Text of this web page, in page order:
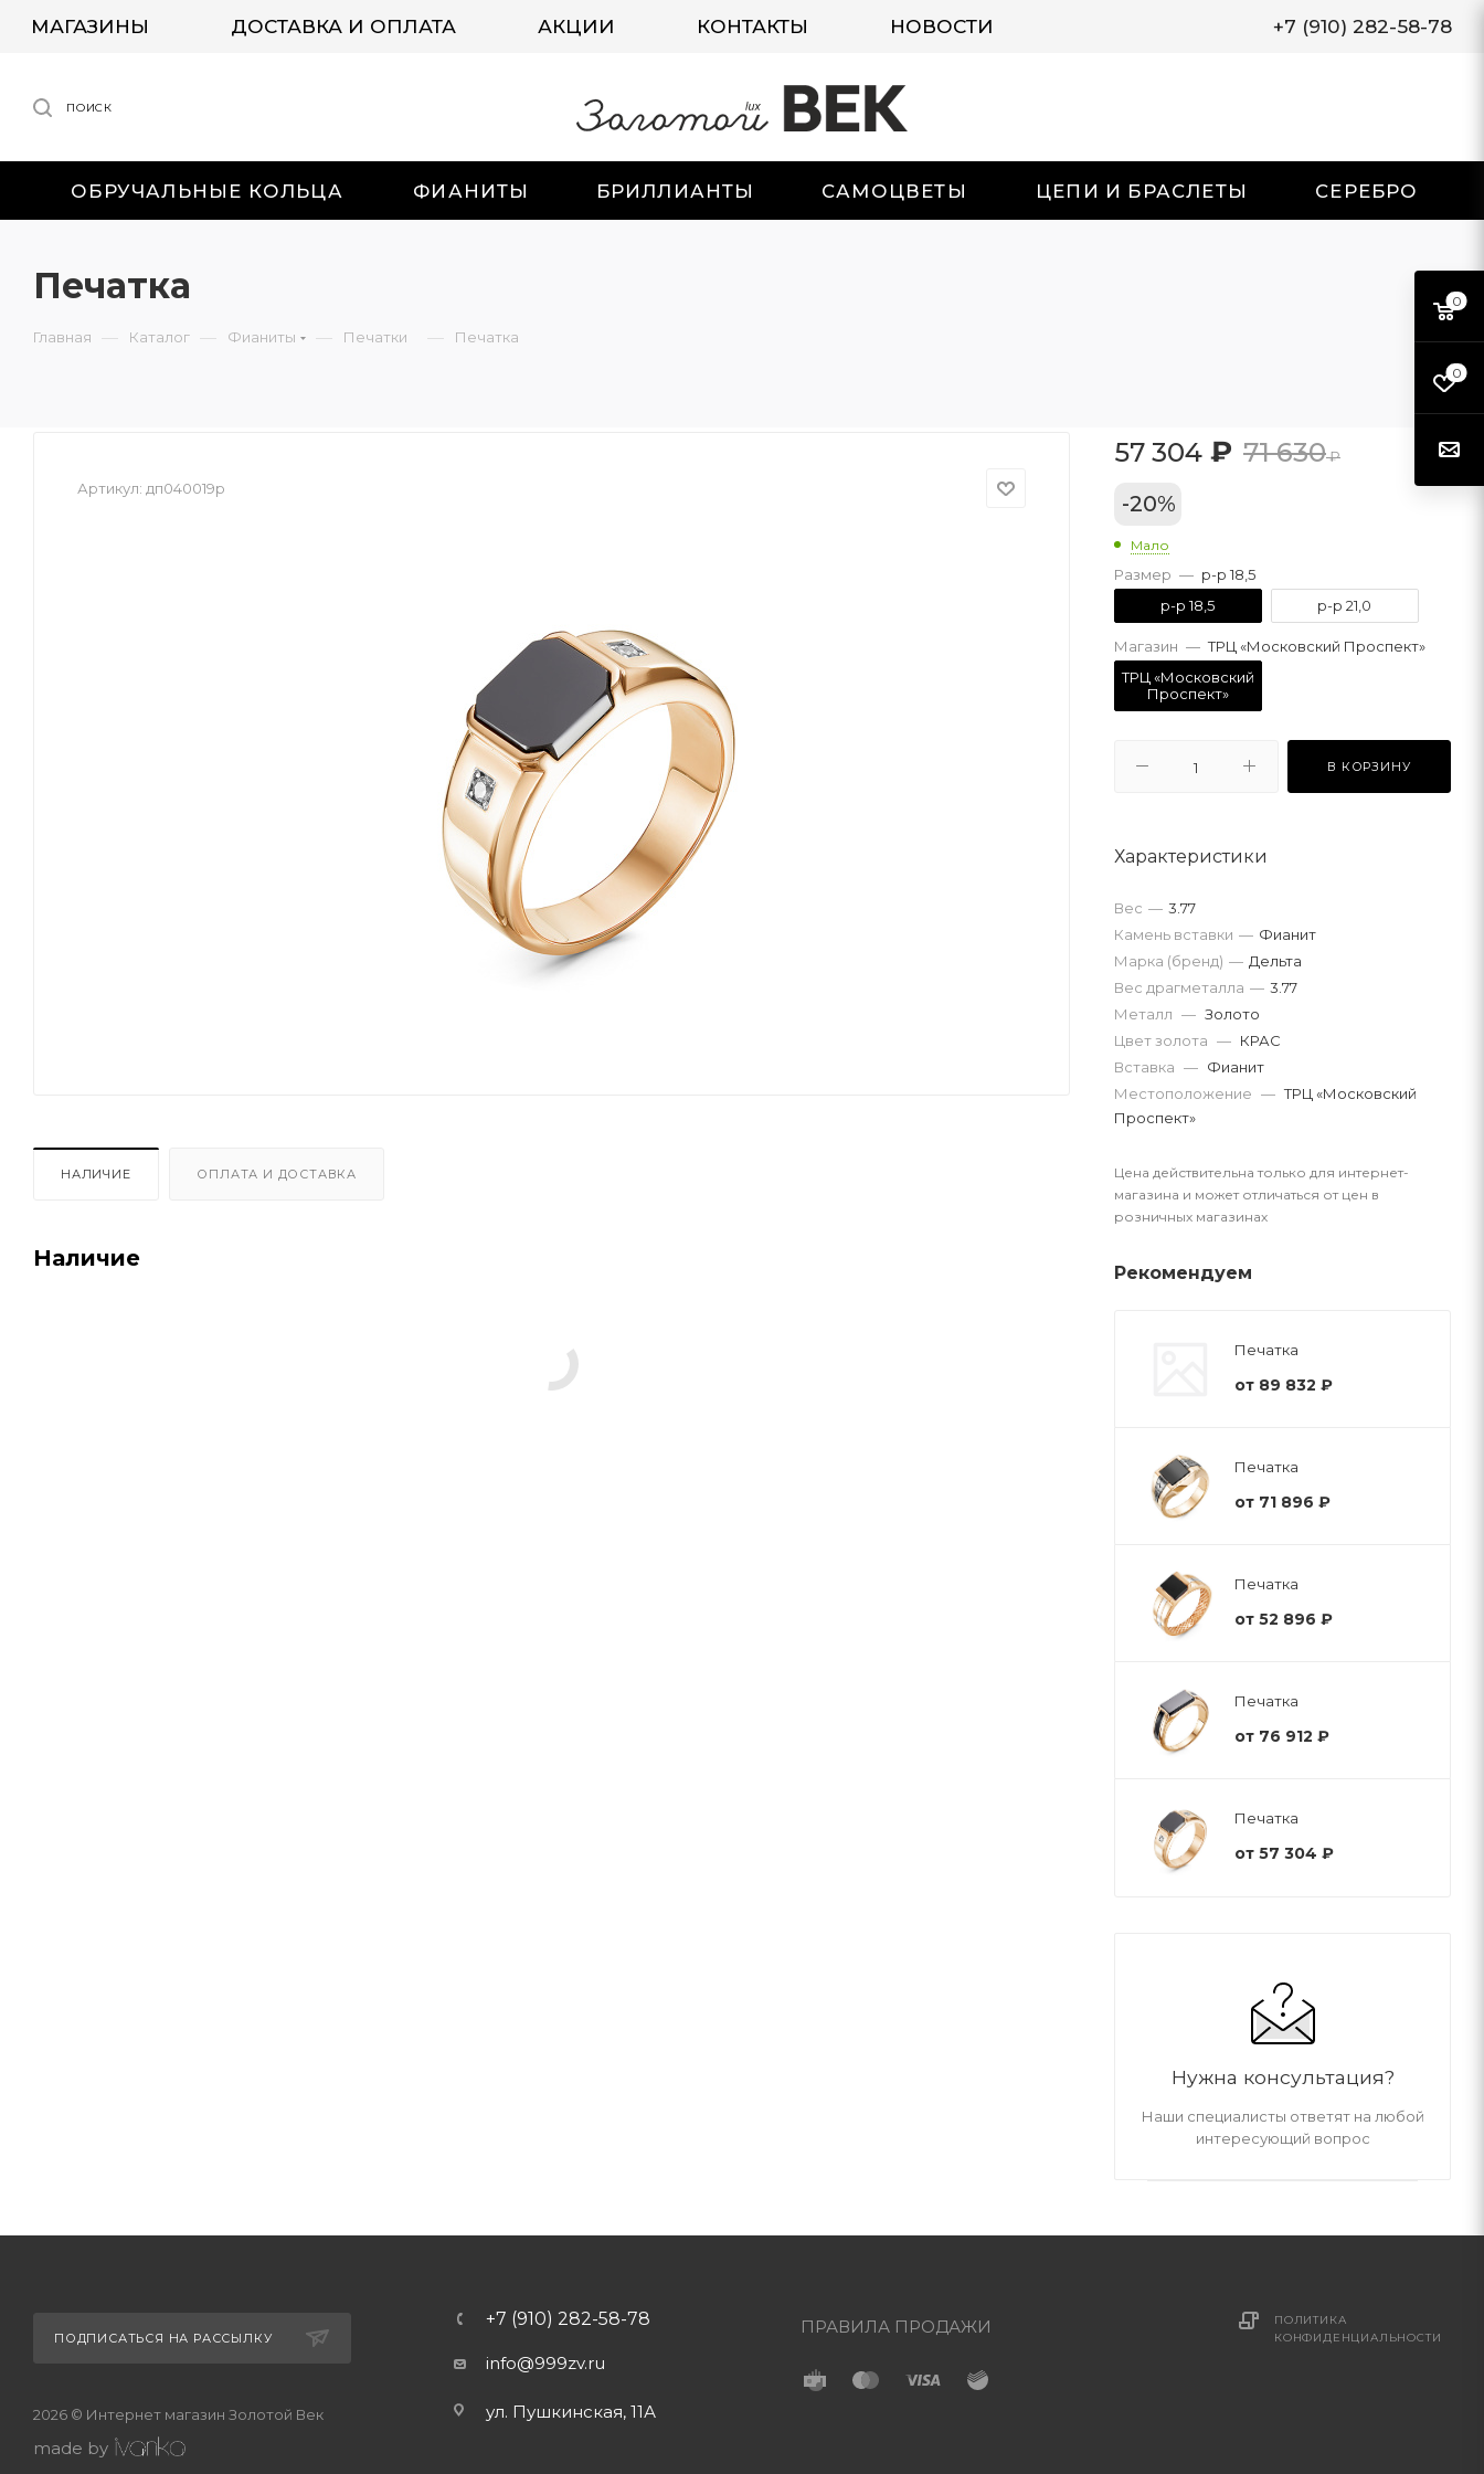
МАГАЗИНЫ ДОСТАВКА И ОПЛАТА АКЦИИ КОНТАКТЫ НОВОСТИ +7 (910) 282-58-78
ПОИСК
ОБРУЧАЛЬНЫЕ КОЛЬЦА ФИАНИТЫ БРИЛЛИАНТЫ САМОЦВЕТЫ ЦЕПИ И БРАСЛЕТЫ СЕРЕБРО
Печатка
Главная — Каталог — Фианиты — Печатки — Печатка
Артикул: дп040019р
НАЛИЧИЕ ОПЛАТА И ДОСТАВКА
Наличие
57 304 ₽ 71 630₽
-20%
Мало
Размер — р-р 18,5
р-р 18,5
р-р 21,0
Магазин — ТРЦ «Московский Проспект»
ТРЦ «Московский
Проспект»
В КОРЗИНУ
Характеристики
Вес драгметалла — 3.77
Марка (бренд) — Дельта
Вес — 3.77
Камень вставки — Фианит
Металл — Золото
Вставка — Фианит
Цвет золота — КРАС
Местоположение — ТРЦ «Московский
Проспект»
Цена действительна только для интернет-
магазина и может отличаться от цен в
розничных магазинах
Рекомендуем
Печатка
от 89 832 ₽
Печатка
от 71 896 ₽
Печатка
от 52 896 ₽
Печатка
от 76 912 ₽
Печатка
от 57 304 ₽
Нужна консультация?
Наши специалисты ответят на любой
интересующий вопрос
ПОДПИСАТЬСЯ НА РАССЫЛКУ
2026 © Интернет магазин Золотой Век
made by
+7 (910) 282-58-78
info@999zv.ru
ул. Пушкинская, 11А
ПРАВИЛА ПРОДАЖИ
ПОЛИТИКА
КОНФИДЕНЦИАЛЬНОСТИ
0
0